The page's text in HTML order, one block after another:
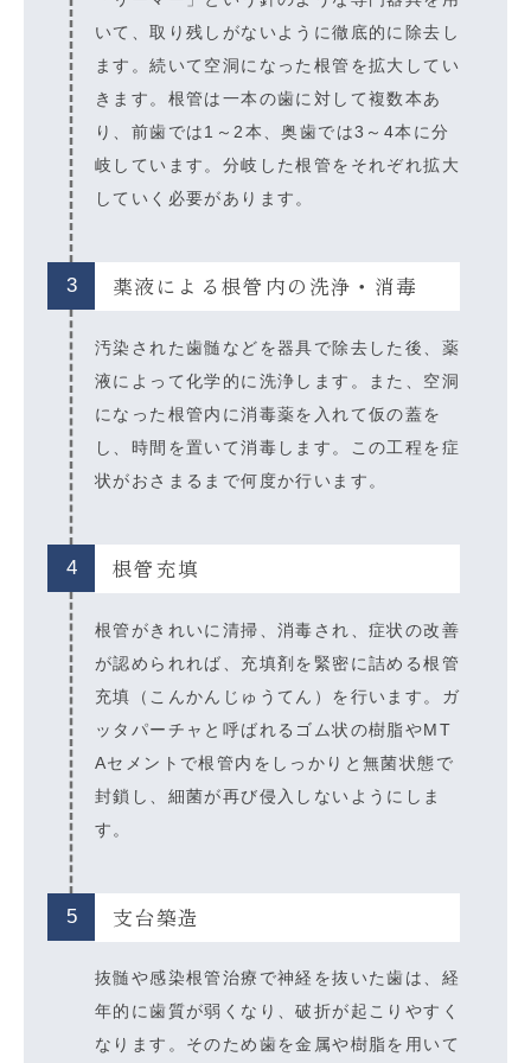
いて、取り残しがないように徹底的に除去し
ます。続いて空洞になった根管を拡大してい
きます。根管は一本の歯に対して複数本あ
り、前歯では1～2本、奥歯では3～4本に分
岐しています。分岐した根管をそれぞれ拡大
していく必要があります。
3 薬液による根管内の洗浄・消毒
汚染された歯髄などを器具で除去した後、薬
液によって化学的に洗浄します。また、空洞
になった根管内に消毒薬を入れて仮の蓋を
し、時間を置いて消毒します。この工程を症
状がおさまるまで何度か行います。
4 根管充填
根管がきれいに清掃、消毒され、症状の改善
が認められれば、充填剤を緊密に詰める根管
充填（こんかんじゅうてん）を行います。ガ
ッタパーチャと呼ばれるゴム状の樹脂やMT
Aセメントで根管内をしっかりと無菌状態で
封鎖し、細菌が再び侵入しないようにしま
す。
5 支台築造
抜髄や感染根管治療で神経を抜いた歯は、経
年的に歯質が弱くなり、破折が起こりやすく
なります。そのため歯を金属や樹脂を用いて